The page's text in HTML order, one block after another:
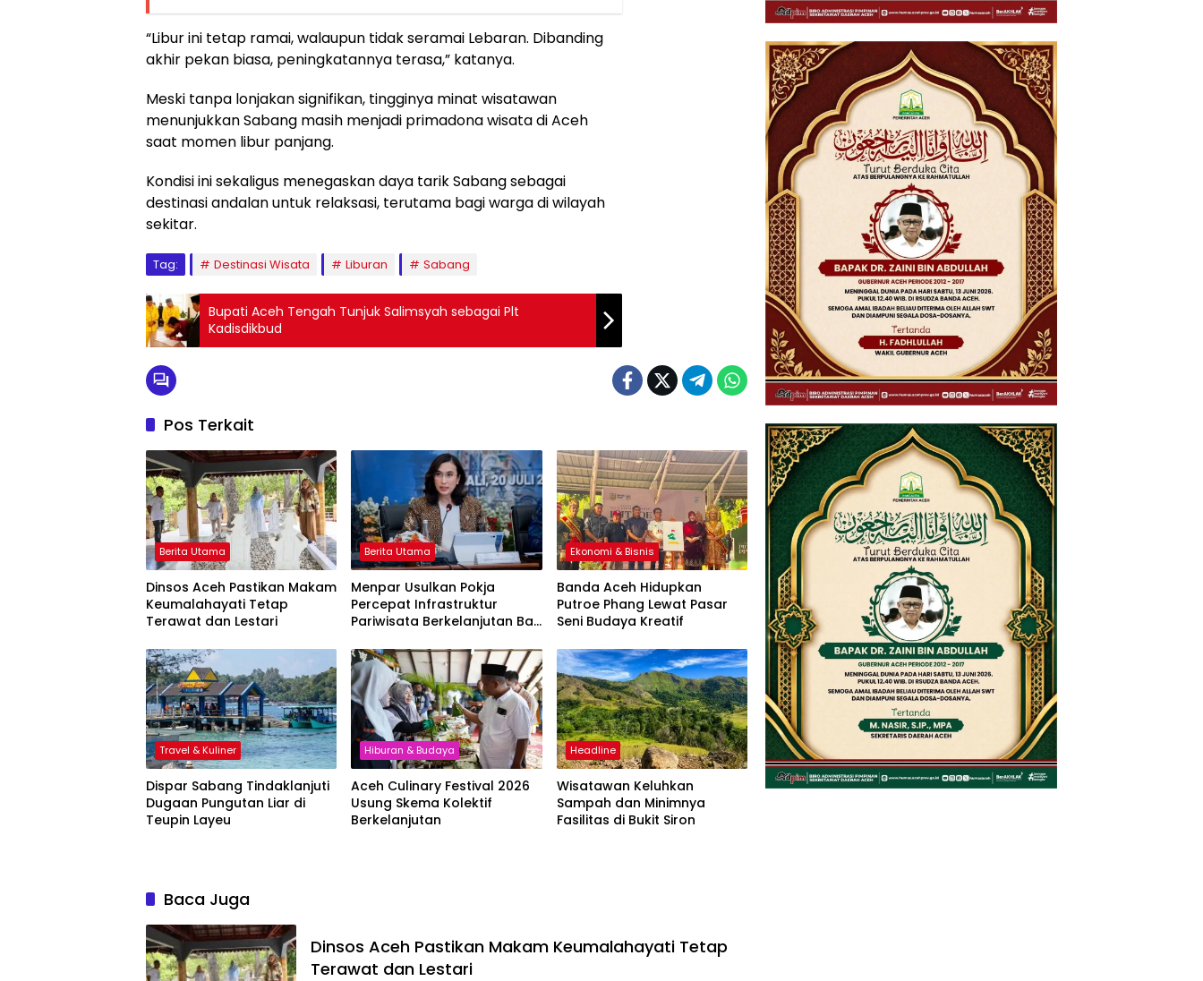
“Libur ini tetap ramai, walaupun tidak seramai Lebaran. Dibanding
akhir pekan biasa, peningkatannya terasa,” katanya.
Meski tanpa lonjakan signifikan, tingginya minat wisatawan
menunjukkan Sabang masih menjadi primadona wisata di Aceh
saat momen libur panjang.
Kondisi ini sekaligus menegaskan daya tarik Sabang sebagai
destinasi andalan untuk relaksasi, terutama bagi warga di wilayah
sekitar.
Tag: Destinasi Wisata Liburan Sabang
Bupati Aceh Tengah Tunjuk Salimsyah sebagai Plt
Kadisdikbud
Pos Terkait
Berita Utama
Dinsos Aceh Pastikan Makam
Keumalahayati Tetap
Terawat dan Lestari
Berita Utama
Menpar Usulkan Pokja
Percepat Infrastruktur
Pariwisata Berkelanjutan Bali
Ekonomi & Bisnis
Banda Aceh Hidupkan
Putroe Phang Lewat Pasar
Seni Budaya Kreatif
Travel & Kuliner
Dispar Sabang Tindaklanjuti
Dugaan Pungutan Liar di
Teupin Layeu
Hiburan & Budaya
Aceh Culinary Festival 2026
Usung Skema Kolektif
Berkelanjutan
Headline
Wisatawan Keluhkan
Sampah dan Minimnya
Fasilitas di Bukit Siron
Baca Juga
Dinsos Aceh Pastikan Makam Keumalahayati Tetap
Terawat dan Lestari